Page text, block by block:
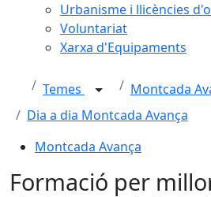
Urbanisme i llicències
Voluntariat
Xarxa d'Equipaments
Temes
Montcada
Dia a dia Montcada Avança
Montcada Avança
Formació per